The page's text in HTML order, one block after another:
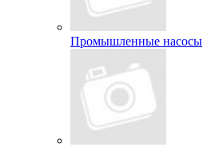
Промышленные насосы